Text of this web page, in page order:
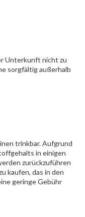
Unterkunft nicht zu
sorgfältig außerhalb
trinkbar. Aufgrund
in einigen
zurückzuführen
kaufen, das in den
geringe Gebühr